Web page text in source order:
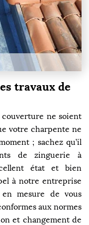
travaux de
ne soient
votre charpente ne
; sachez qu’il
de zinguerie à
état et bien
à notre entreprise
en mesure de vous
aux normes
et changement de